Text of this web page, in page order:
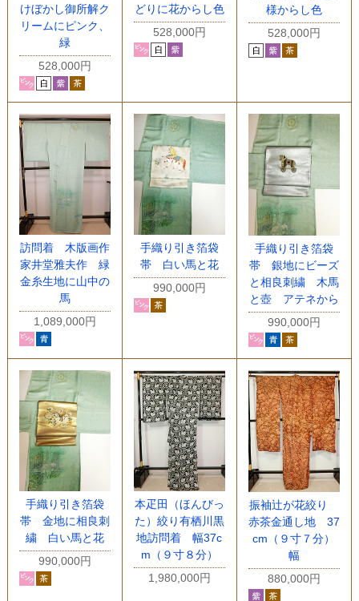
けぼかし御所解ク
リームにピンク、
緑
528,000円
どりに花からし色
528,000円
様からし色
528,000円
訪問着 木版画作
家井堂雅夫作 緑
金糸生地に山中の
馬
1,089,000円
手織り引き箔袋
帯 白い馬と花
990,000円
手織り引き箔袋
帯 銀地にビーズ
と相良刺繍 木馬
と壺 アテネから
990,000円
手織り引き箔袋
帯 金地に相良刺
繍 白い馬と花
990,000円
本疋田（ほんびっ
た）絞り有栖川黒
地訪問着 幅37c
m（９寸８分）
1,980,000円
振袖辻が花絞り
赤茶金通し地 37
cm（９寸７分）
幅
880,000円